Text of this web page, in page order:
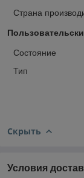
Страна
Состояние
Тип
Скрыть
Условия